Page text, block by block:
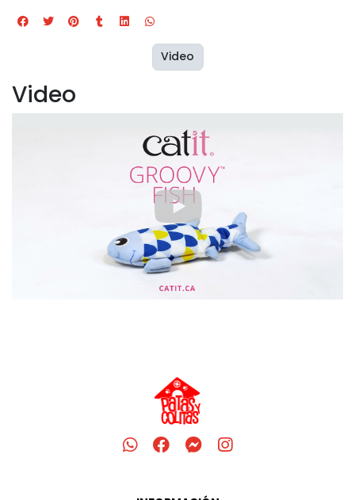
Video
Video